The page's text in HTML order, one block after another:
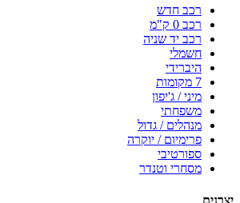
רכב חדש
רכב 0 ק"מ
רכב יד שניה
חשמלי
היברידי
7 מקומות
מיני / ג'יפון
משפחתי
מנהלים / גדול
פרימיום / יוקרה
ספורטיבי
מסחרי וטנדר
יצרנים